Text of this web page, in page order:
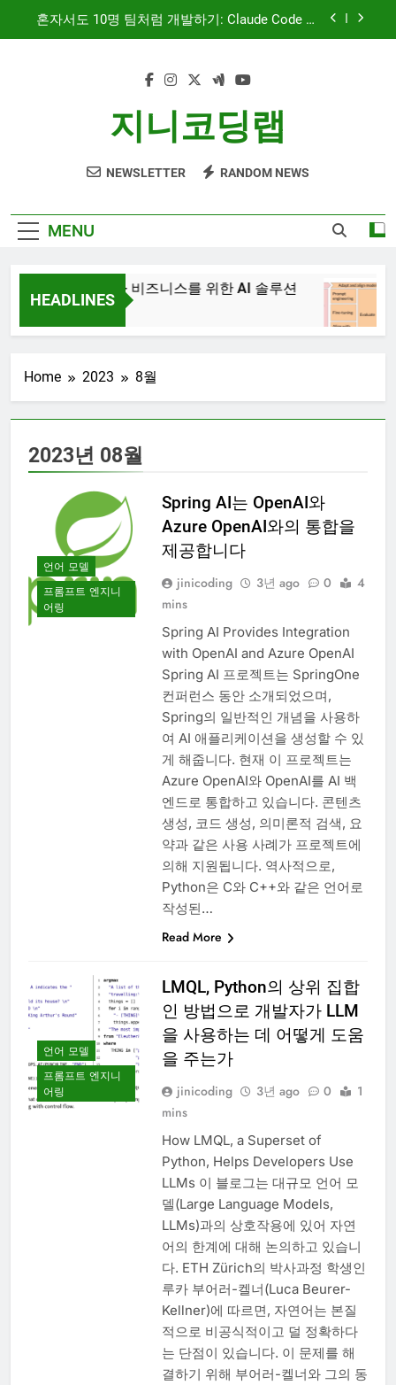
문서 중심 개발(DDD)과 TDD — AI 코딩 에이전트
보여주는 시대
혼자서도 10명 팀처럼 개발하기: Claude Code 서
문서 중심 개발(DDD)과 TDD — AI 코딩 에이전트
AI와 함께하는 CMS 이야기
지니코딩랩
NEWSLETTER RANDOM NEWS
MENU
HEADLINES
JiniAI – 비즈니스를 위한 AI 솔루션
Home 2023 8월
2023년 08월
언어 모델
프롬프트 엔지니
어링
Spring AI는 OpenAI와
Azure OpenAI와의 통합을
제공합니다
jinicoding 3년 ago 0
4
mins
Spring AI Provides Integration
with OpenAI and Azure OpenAI
Spring AI 프로젝트는 SpringOne
컨퍼런스 동안 소개되었으며,
Spring의 일반적인 개념을 사용하
여 AI 애플리케이션을 생성할 수 있
게 해줍니다. 현재 이 프로젝트는
Azure OpenAI와 OpenAI를 AI 백
엔드로 통합하고 있습니다. 콘텐츠
생성, 코드 생성, 의미론적 검색, 요
약과 같은 사용 사례가 프로젝트에
의해 지원됩니다. 역사적으로,
Python은 C와 C++와 같은 언어로
작성된…
Read More
언어 모델
프롬프트 엔지니
어링
LMQL, Python의 상위 집합
인 방법으로 개발자가 LLM
을 사용하는 데 어떻게 도움
을 주는가
jinicoding 3년 ago 0
1
mins
How LMQL, a Superset of
Python, Helps Developers Use
LLMs 이 블로그는 대규모 언어 모
델(Large Language Models,
LLMs)과의 상호작용에 있어 자연
어의 한계에 대해 논의하고 있습니
다. ETH Zürich의 박사과정 학생인
루카 부어러-켈너(Luca Beurer-
Kellner)에 따르면, 자연어는 본질
적으로 비공식적이고 덜 정확하다
는 단점이 있습니다. 이 문제를 해
결하기 위해 부어러-켈너와 그의 동